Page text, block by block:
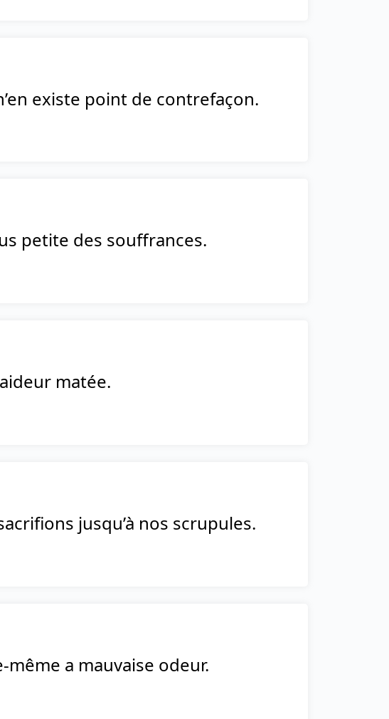
existe point de contrefaçon.
petite des souffrances.
matée.
jusqu’à nos scrupules.
a mauvaise odeur.